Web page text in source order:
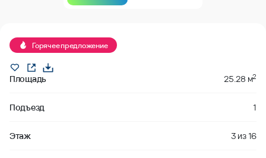
Горячее предложение
Площадь 25.28 м2
Подъезд 1
Этаж 3 из16